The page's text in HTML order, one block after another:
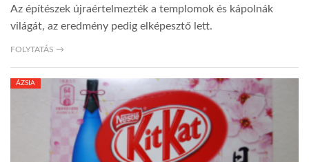
Az építészek újraértelmezték a templomok és kápolnák
világát, az eredmény pedig elképesztő lett.
FOLYTATÁS →
ÁZSIA